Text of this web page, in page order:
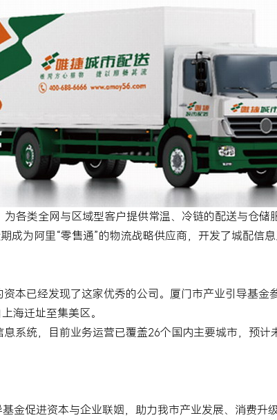
为各类全网与区域型客户提供常温、冷链的配送与仓
成为阿里“零售通”的物流战略供应商，开发了城配信
本已经发现了这家优秀的公司。厦门市产业引导基
海迁址至集美区。
系统，目前业务运营已覆盖26个国内主要城市，预计
金促进资本与企业联姻，助力我市产业发展、消费升